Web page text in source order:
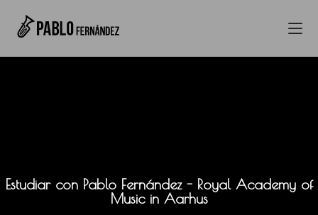
Estudiar con Pablo Fernández - Royal Academy of
Music in Aarhus